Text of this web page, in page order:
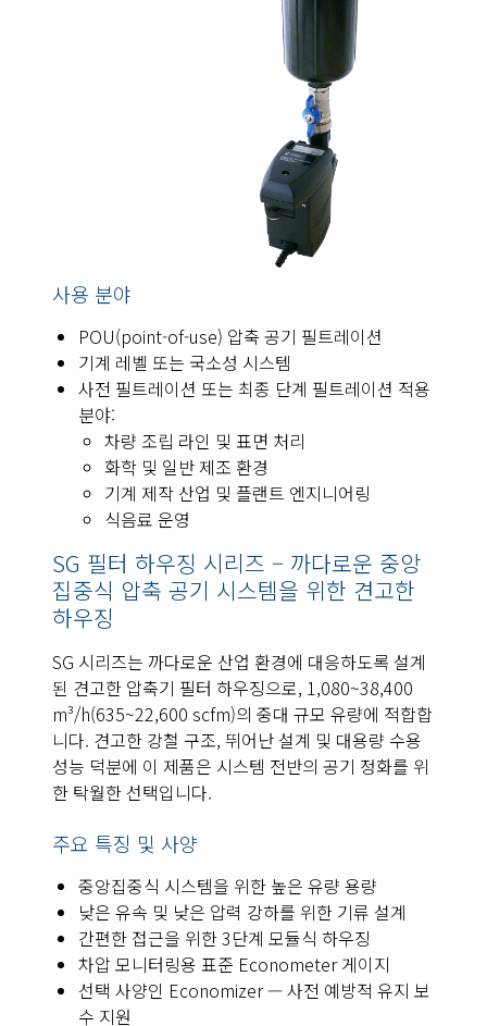
사용 분야
POU(point-of-use) 압축 공기 필트레이션
기계 레벨 또는 국소성 시스템
사전 필트레이션 또는 최종 단계 필트레이션 적용
분야:
차량 조립 라인 및 표면 처리
화학 및 일반 제조 환경
기계 제작 산업 및 플랜트 엔지니어링
식음료 운영
SG 필터 하우징 시리즈 – 까다로운 중앙
집중식 압축 공기 시스템을 위한 견고한
하우징
SG 시리즈는 까다로운 산업 환경에 대응하도록 설계
된 견고한 압축기 필터 하우징으로, 1,080~38,400
m³/h(635~22,600 scfm)의 중대 규모 유량에 적합합
니다. 견고한 강철 구조, 뛰어난 설계 및 대용량 수용
성능 덕분에 이 제품은 시스템 전반의 공기 정화를 위
한 탁월한 선택입니다.
주요 특징 및 사양
중앙집중식 시스템을 위한 높은 유량 용량
낮은 유속 및 낮은 압력 강하를 위한 기류 설계
간편한 접근을 위한 3단계 모듈식 하우징
차압 모니터링용 표준 Econometer 게이지
선택 사양인 Economizer — 사전 예방적 유지 보
수 지원